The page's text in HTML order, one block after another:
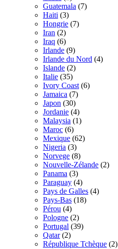
Guatemala (7)
Haiti (3)
Hongrie (7)
Iran (2)
Iraq (6)
Irlande (9)
Irlande du Nord (4)
Islande (2)
Italie (35)
Ivory Coast (6)
Jamaica (7)
Japon (30)
Jordanie (4)
Malaysia (1)
Maroc (6)
Mexique (62)
Nigeria (3)
Norvege (8)
Nouvelle-Zélande (2)
Panama (3)
Paraguay (4)
Pays de Galles (4)
Pays-Bas (18)
Pérou (4)
Pologne (2)
Portugal (39)
Qatar (2)
République Tchèque (2)